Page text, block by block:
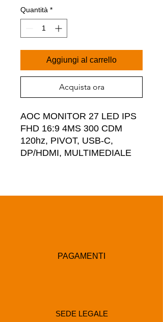
Quantità *
Aggiungi al carrello
Acquista ora
AOC MONITOR 27 LED IPS
FHD 16:9 4MS 300 CDM
120hz, PIVOT, USB-C,
DP/HDMI, MULTIMEDIALE
PAGAMENTI
SEDE LEGALE